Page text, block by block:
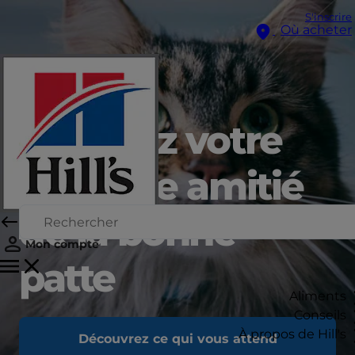
S'inscrire
Où acheter
Mon compte
Aliments
Conseils
À propos de Hill's
Débutez votre
nouvelle amitié
de la bonne
patte
Découvrez ce qui vous attend